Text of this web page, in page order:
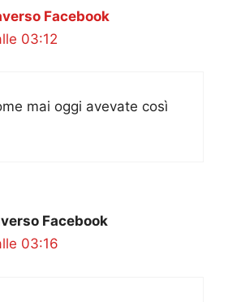
Facebook
03:12
mai oggi avevate così
Facebook
03:16